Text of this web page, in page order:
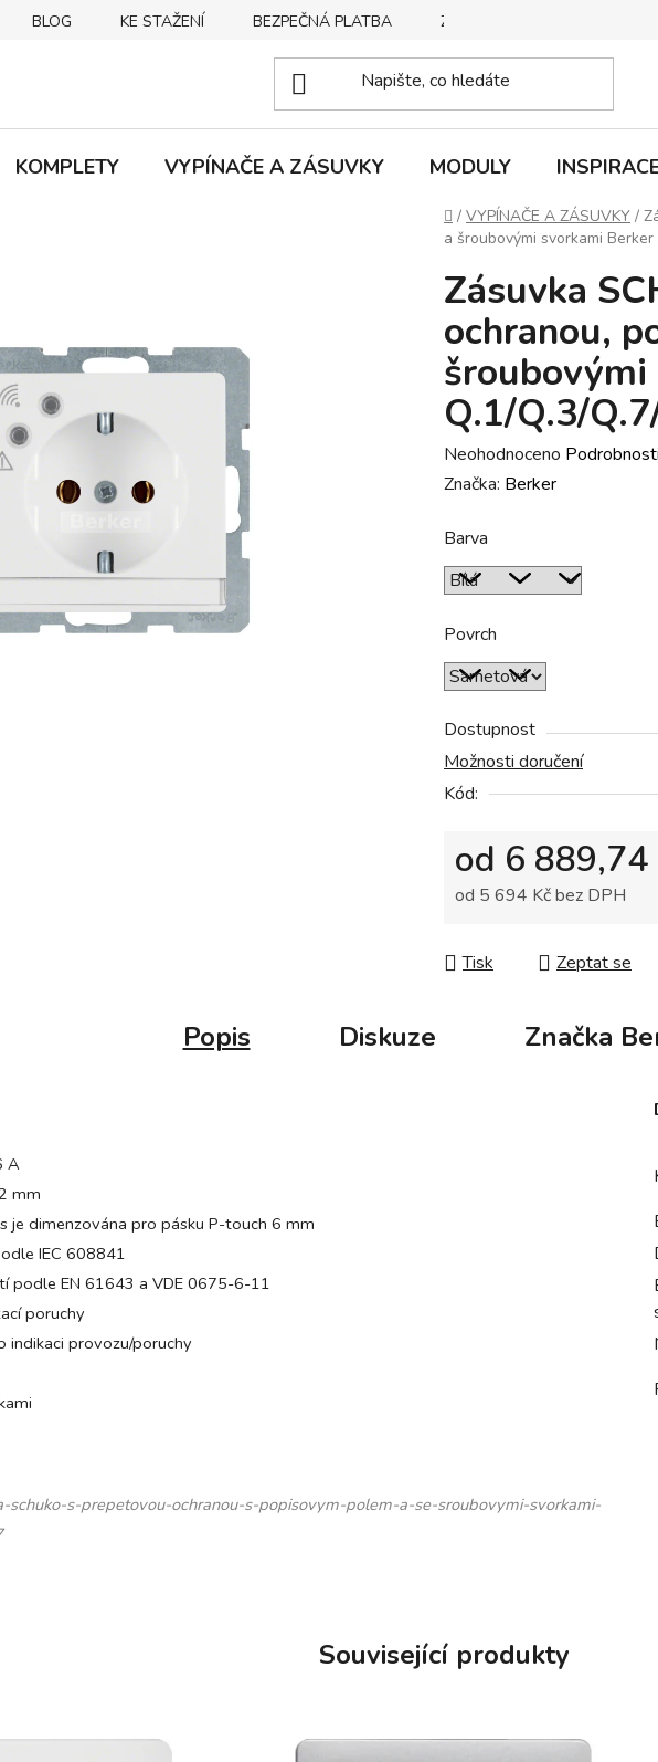
BLOG KE STAŽENÍ BEZPEČNÁ PLATBA ZPŮSOBY DORUČENÍ
KOMPLETY VYPÍNAČE A ZÁSUVKY MODULY
Domů
/ VYPÍNAČE A ZÁSUVKY /
a šroubovými svorkami Berker
Zásuvka
ochranou­,
Q.1/Q.3/
Průměrné
hodnocení
je
0,0
z
5
hvězdiček.
Neohodnoceno
Značka: Berker
Barva
Povrch
Dostupnost
Možnosti doručení
Kód:
od 6 889,74
od 5 694 Kčbez DPH
Tisk Zeptat se
Popis Diskuze Značka
A
mm
je dimenzována pro pásku P-touch 6 mm
IEC 60884­1
podle EN 61643 a VDE 0675-6-11
poruchy
indikaci provozu/poruchy
schuko-s-prepetovou-ochranou-s-popisovym-polem-a-se-sroubovymi-svorkami-
Související produkty